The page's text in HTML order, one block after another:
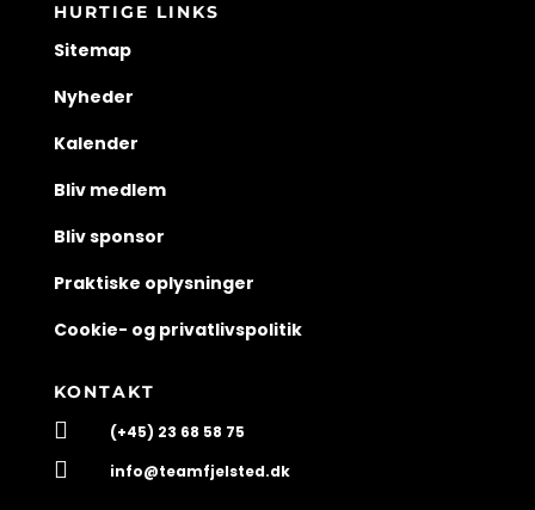
HURTIGE LINKS
Sitemap
Nyheder
Kalender
Bliv medlem
Bliv sponsor
Praktiske oplysninger
Cookie- og privatlivspolitik
KONTAKT
 (+45) 23 68 58 75
 info@teamfjelsted.dk